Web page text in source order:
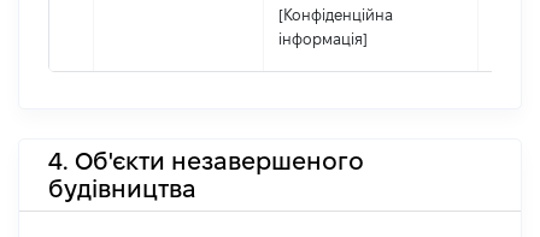
[Конфіденційна
інформація]
4. Об'єкти незавершеного
будівництва